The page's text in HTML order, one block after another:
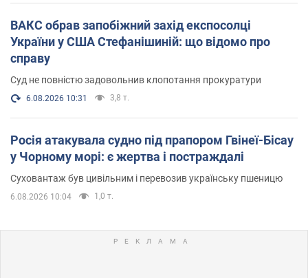
ВАКС обрав запобіжний захід експосолці
України у США Стефанішиній: що відомо про
справу
Суд не повністю задовольнив клопотання прокуратури
6.08.2026 10:31 3,8 т.
Росія атакувала судно під прапором Гвінеї-Бісау
у Чорному морі: є жертва і постраждалі
Суховантаж був цивільним і перевозив українську пшеницю
6.08.2026 10:04 1,0 т.